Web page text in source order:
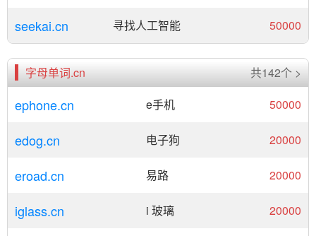
seekai.cn 寻找人工智能 50000
字母单词.cn 共142个 >
ephone.cn e手机 50000
edog.cn 电子狗 20000
eroad.cn 易路 20000
iglass.cn i 玻璃 20000